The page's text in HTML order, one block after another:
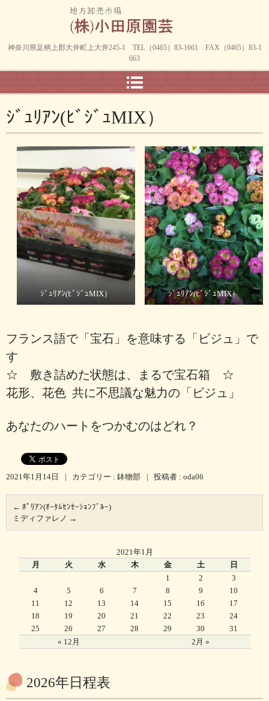
神奈川県足柄上郡大井町上大井245-1 TEL（0465）83-1661 FAX（0465）83-1
663
ｼﾞｭﾘｱﾝ(ﾋﾞｼﾞｭMIX）
ｼﾞｭﾘｱﾝ(ﾋﾞｼﾞｭMIX） ｼﾞｭﾘｱﾝ(ﾋﾞｼﾞｭMIX）
フランス語で「宝石」を意味する「ビジュ」で
す
☆ 敷き詰めた状態は、まるで宝石箱 ☆
花形、花色 共に不思議な魅力の「ビジュ」
あなたのハートをつかむのはどれ？
2021年1月14日 | カテゴリー : 鉢物部 | 投稿者 : oda06
← ﾎﾟﾘｱﾝ(ｵｰﾀﾑｾﾝｾｰｼｮﾝﾌﾞﾙｰ)
ミディファレノ →
2021年1月
月
火 水 木 金 土 日
« 12月 2月 »
1 2
3
4
5 6 7 8 9
10
11
12 13 14 15 16
17
18
19 20 21 22 23
24
25
26 27 28 29 30 31
2026年日程表